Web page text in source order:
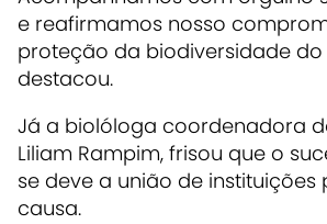
e reafirmamos nosso
proteção da biodiversidade do
destacou.
Já a biolóloga coordenadora
Liliam Rampim, frisou que o
se deve a união de instituições
causa.